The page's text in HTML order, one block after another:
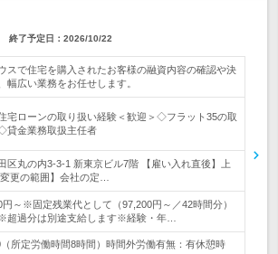
終了予定日： 2026/10/22
スで住宅を購入されたお客様の融資内容の確認や決
幅広い業務をお任せします。
宅ローンの取り扱い経験＜歓迎＞◇フラット35の取
貸金業務取扱主任者
区丸の内3-3-1 新東京ビル7階 【雇い入れ直後】上
更の範囲】会社の定…
円～※固定残業代として（97,200円～／42時間分）
超過分は別途支給します※経験・年…
所定労働時間8時間）時間外労働有無：有休憩時